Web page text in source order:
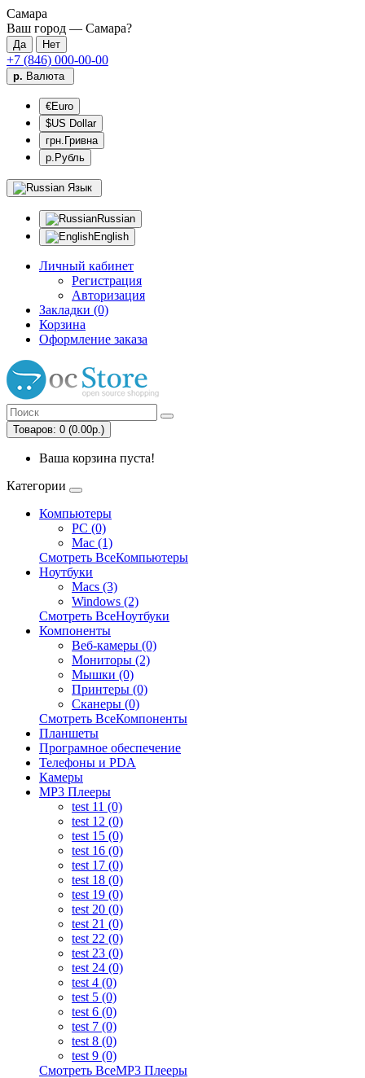
Самара
Ваш город — Самара?
+7 (846) 000-00-00
р. Валюта
€Euro
$US Dollar
грн.Гривна
р.Рубль
Язык
Russian
English
Личный кабинет
Регистрация
Авторизация
Закладки (0)
Корзина
Оформление заказа
Товаров: 0 (0.00р.)
Ваша корзина пуста!
Категории
Компьютеры
PC (0)
Mac (1)
Смотреть ВсеКомпьютеры
Ноутбуки
Macs (3)
Windows (2)
Смотреть ВсеНоутбуки
Компоненты
Веб-камеры (0)
Мониторы (2)
Мышки (0)
Принтеры (0)
Сканеры (0)
Смотреть ВсеКомпоненты
Планшеты
Програмное обеспечение
Телефоны и PDA
Камеры
MP3 Плееры
test 11 (0)
test 12 (0)
test 15 (0)
test 16 (0)
test 17 (0)
test 18 (0)
test 19 (0)
test 20 (0)
test 21 (0)
test 22 (0)
test 23 (0)
test 24 (0)
test 4 (0)
test 5 (0)
test 6 (0)
test 7 (0)
test 8 (0)
test 9 (0)
Смотреть ВсеMP3 Плееры